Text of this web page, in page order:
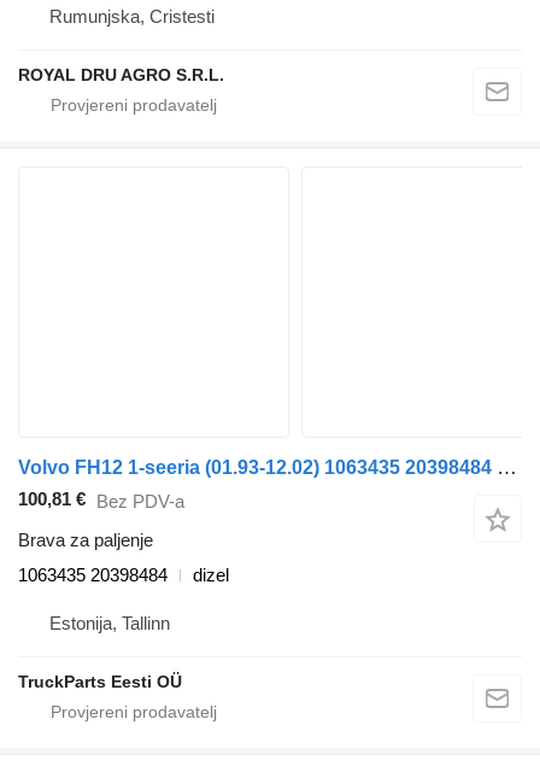
Rumunjska, Cristesti
ROYAL DRU AGRO S.R.L.
Volvo FH12 1-seeria (01.93-12.02) 1063435 20398484 brava za paljenje za Volvo FH12, FH16, NH12, FH, VNL780 (1993-2014) tegljača
100,81 € Bez PDV-a
Brava za paljenje
1063435 20398484
dizel
Estonija, Tallinn
TruckParts Eesti OÜ